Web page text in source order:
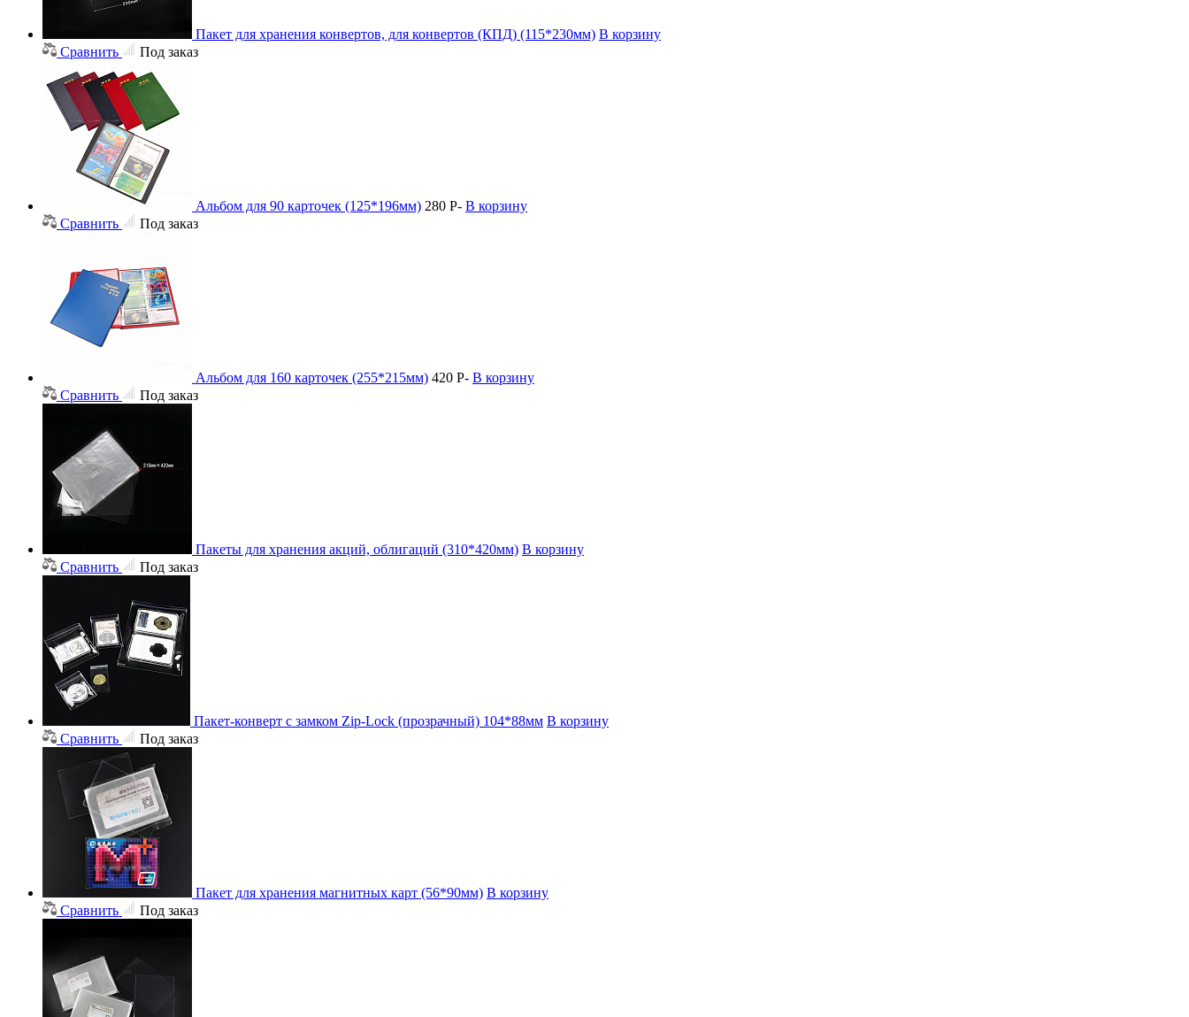
Пакет для хранения конвертов, для конвертов (КПД) (115*230мм) В корзину
Сравнить
Под заказ
Альбом для 90 карточек (125*196мм) 280 Р- В корзину
Сравнить
Под заказ
Альбом для 160 карточек (255*215мм) 420 Р- В корзину
Сравнить
Под заказ
Пакеты для хранения акций, облигаций (310*420мм) В корзину
Сравнить
Под заказ
Пакет-конверт с замком Zip-Lock (прозрачный) 104*88мм В корзину
Сравнить
Под заказ
Пакет для хранения магнитных карт (56*90мм) В корзину
Сравнить
Под заказ